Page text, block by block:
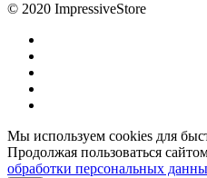
© 2020 ImpressiveStore
Мы используем cookies для
Продолжая пользоваться
обработки персональных